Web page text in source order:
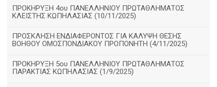
ΠΡΟΚΗΡΥΞΗ 4ου ΠΑΝΕΛΛΗΝΙΟΥ ΠΡΩΤΑΘΛΗΜΑΤΟΣ
ΚΛΕΙΣΤΗΣ ΚΩΠΗΛΑΣΙΑΣ (10/11/2025)
ΠΡΟΣΚΛΗΣΗ ΕΝΔΙΑΦΕΡΟΝΤΟΣ ΓΙΑ ΚΑΛΥΨΗ ΘΕΣΗΣ
ΒΟΗΘΟΥ ΟΜΟΣΠΟΝΔΙΑΚΟΥ ΠΡΟΠΟΝΗΤΗ (4/11/2025)
ΠΡΟΚΗΡΥΞΗ 5ου ΠΑΝΕΛΛΗΝΙΟΥ ΠΡΩΤΑΘΛΗΜΑΤΟΣ
ΠΑΡΑΚΤΙΑΣ ΚΩΠΗΛΑΣΙΑΣ (1/9/2025)